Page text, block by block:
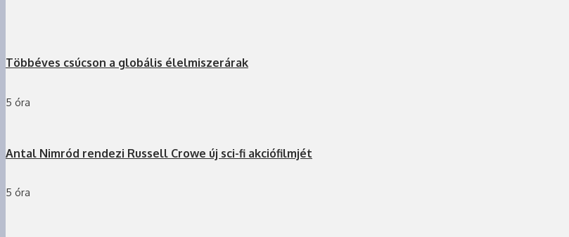
Többéves csúcson a globális élelmiszerárak
5 óra
Antal Nimród rendezi Russell Crowe új sci-fi akciófilmjét
5 óra